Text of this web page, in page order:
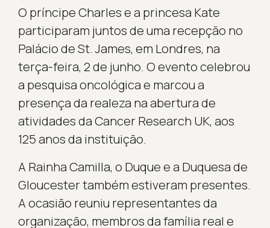
O príncipe Charles e a princesa Kate
participaram juntos de uma recepção no
Palácio de St. James, em Londres, na
terça-feira, 2 de junho. O evento celebrou
a pesquisa oncológica e marcou a
presença da realeza na abertura de
atividades da Cancer Research UK, aos
125 anos da instituição.
A Rainha Camilla, o Duque e a Duquesa de
Gloucester também estiveram presentes.
A ocasião reuniu representantes da
organização, membros da família real e